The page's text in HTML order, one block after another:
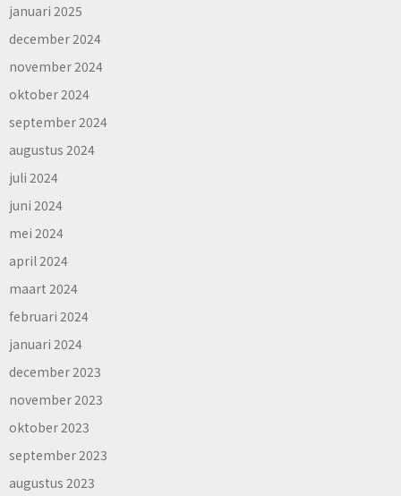
januari 2025
december 2024
november 2024
oktober 2024
september 2024
augustus 2024
juli 2024
juni 2024
mei 2024
april 2024
maart 2024
februari 2024
januari 2024
december 2023
november 2023
oktober 2023
september 2023
augustus 2023